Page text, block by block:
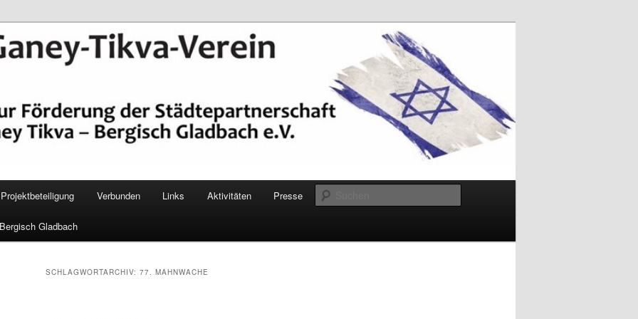
Bergisch Gladbach
Ganey Tikva – Bergisch Gladbach e. V.
Projektbeteiligung Verbunden Links Aktivitäten Presse
Gladbach
SCHLAGWORTARCHIV: 77. MAHNWACHE